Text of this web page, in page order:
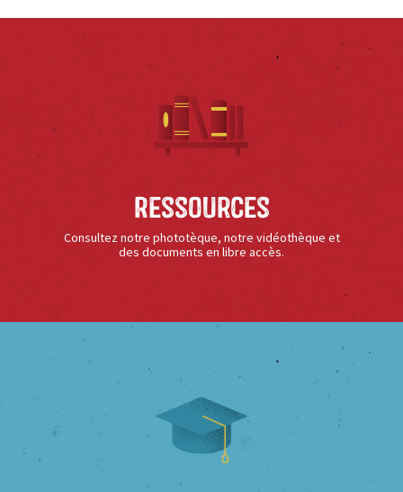
Ressources
Consultez notre phototèque, notre vidéothèque et
des documents en libre accès.